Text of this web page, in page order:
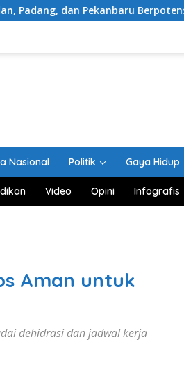
Berpotensi Hujan Ringan
Nasional Politik Gaya Hidup
Video Opini Infografis
Aman untuk
dehidrasi dan jadwal kerja